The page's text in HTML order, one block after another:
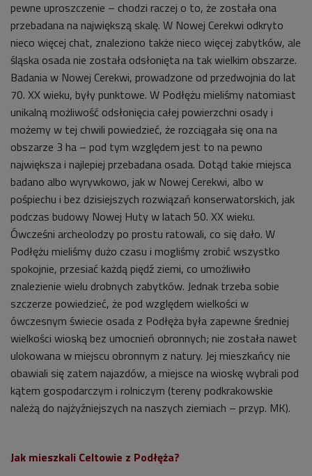
pewne uproszczenie – chodzi raczej o to, że została ona
przebadana na największą skalę. W Nowej Cerekwi odkryto
nieco więcej chat, znaleziono także nieco więcej zabytków, ale
śląska osada nie została odsłonięta na tak wielkim obszarze.
Badania w Nowej Cerekwi, prowadzone od przedwojnia do lat
70. XX wieku, były punktowe. W Podłężu mieliśmy natomiast
unikalną możliwość odsłonięcia całej powierzchni osady i
możemy w tej chwili powiedzieć, że rozciągała się ona na
obszarze 3 ha – pod tym względem jest to na pewno
największa i najlepiej przebadana osada. Dotąd takie miejsca
badano albo wyrywkowo, jak w Nowej Cerekwi, albo w
pośpiechu i bez dzisiejszych rozwiązań konserwatorskich, jak
podczas budowy Nowej Huty w latach 50. XX wieku.
Ówcześni archeolodzy po prostu ratowali, co się dało. W
Podłężu mieliśmy dużo czasu i mogliśmy zrobić wszystko
spokojnie, przesiać każdą piędź ziemi, co umożliwiło
znalezienie wielu drobnych zabytków. Jednak trzeba sobie
szczerze powiedzieć, że pod względem wielkości w
ówczesnym świecie osada z Podłęża była zapewne średniej
wielkości wioską bez umocnień obronnych; nie została nawet
ulokowana w miejscu obronnym z natury. Jej mieszkańcy nie
obawiali się zatem najazdów, a miejsce na wioskę wybrali pod
kątem gospodarczym i rolniczym (tereny podkrakowskie
należą do najżyźniejszych na naszych ziemiach – przyp. MK).
Jak mieszkali Celtowie z Podłęża?